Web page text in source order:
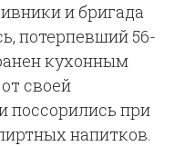
и бригада
потерпевший 56-
кухонным
своей
поссорились при
напитков.